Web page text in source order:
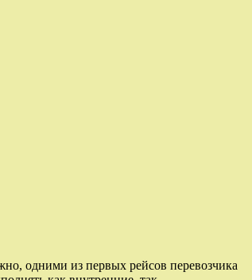
одними из первых рейсов перевозчика